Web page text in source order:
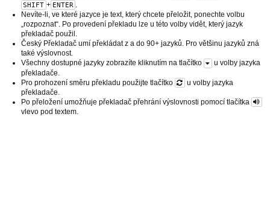
SHIFT + ENTER .
Nevíte-li, ve které jazyce je text, který chcete přeložit, ponechte volbu
„rozpoznat“. Po provedení překladu lze u této volby vidět, který jazyk
překladač použil.
Český Překladač umí překládat z a do 90+ jazyků. Pro většinu jazyků zná
také výslovnost.
Všechny dostupné jazyky zobrazíte kliknutím na tlačítko
u volby jazyka
překladače.
Pro prohození směru překladu použijte tlačítko
u volby jazyka
překladače.
Po přeložení umožňuje překladač přehrání výslovnosti pomocí tlačítka
vlevo pod textem.